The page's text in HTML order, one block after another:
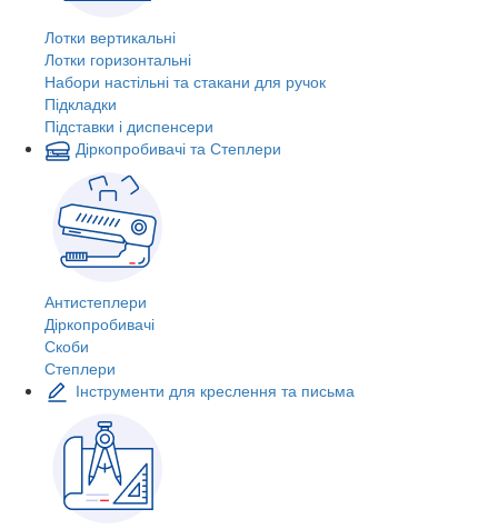
Лотки вертикальні
Лотки горизонтальні
Набори настільні та стакани для ручок
Підкладки
Підставки і диспенсери
Діркопробивачі та Степлери
Антистеплери
Діркопробивачі
Скоби
Степлери
Інструменти для креслення та письма